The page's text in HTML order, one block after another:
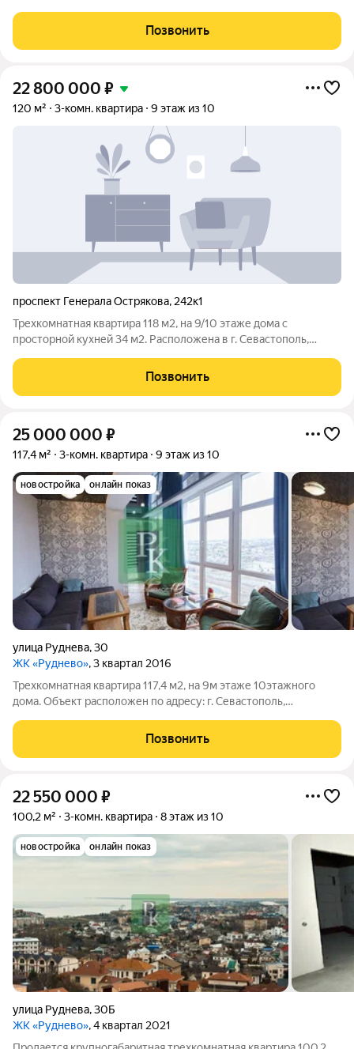
22. Данный объект подойдет как для собственного
комфортного проживания, так и
Позвонить
22 800 000 ₽
120 м² 3-комн. квартира 9 этаж из 10
проспект Генерала Острякова, 242к1
Трехкомнатная квартира 118 м2, на 9/10 этаже дома с
просторной кухней 34 м2. Расположена в г. Севастополь,
объект подойдет как для собственного проживания, так и в
качестве высокорентабельной
Позвонить
25 000 000 ₽
117,4 м² 3-комн. квартира 9 этаж из 10
новостройка онлайн показ
улица Руднева,30
ЖК «Руднево», 3 квартал 2016
Трехкомнатная квартира 117,4 м2, на 9м этаже 10этажного
дома. Объект расположен по адресу: г. Севастополь,
как для собственного проживания, так и в качестве
высокорентабельной инвестиции.
Позвонить
22 550 000 ₽
100,2 м² 3-комн. квартира 8 этаж из 10
новостройка онлайн показ
улица Руднева,30Б
ЖК «Руднево», 4 квартал 2021